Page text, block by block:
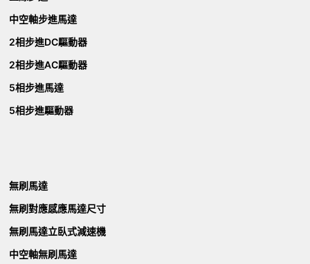
中空軸步進馬達
2相步進DC驅動器
2相步進AC驅動器
5相步進馬達
5相步進驅動器
無刷馬達
無刷對應感應馬達尺寸
無刷馬達立臥式減速機
中空軸無刷馬達